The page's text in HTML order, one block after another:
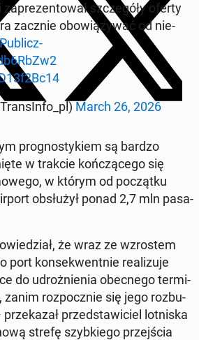
szcze­gó­ły oferty
zacznie obo­wią­zy­wać od nie­
March 26, 2026
pro­gno­sty­kiem są bardzo
w trakcie koń­czą­ce­go się
w którym od po­cząt­ku
ob­słu­żył ponad 2,7 mln pa­sa­
że wraz ze wzro­stem
port kon­se­kwent­nie re­ali­zu­je
do udroż­nie­nia obec­ne­go ter­mi­
zanim roz­pocz­nie się jego roz­bu­
przed­sta­wi­ciel lot­ni­ska
strefę szyb­kie­go przej­ścia